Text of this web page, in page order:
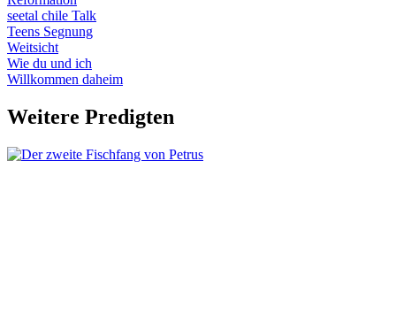
seetal chile Talk
Teens Segnung
Weitsicht
Wie du und ich
Willkommen daheim
Weitere Predigten